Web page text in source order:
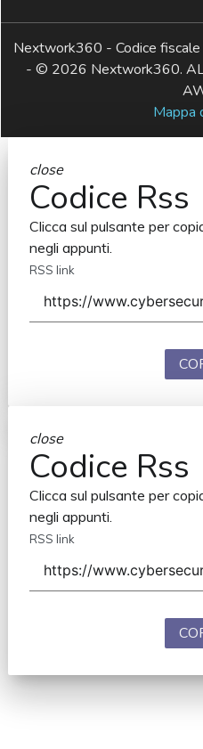
Nextwork360 - Codice
- © 2026 Nextwork360.
Mappa
close
Codice Rss
Clicca sul pulsante per
negli appunti.
RSS link
close
Codice Rss
Clicca sul pulsante per
negli appunti.
RSS link